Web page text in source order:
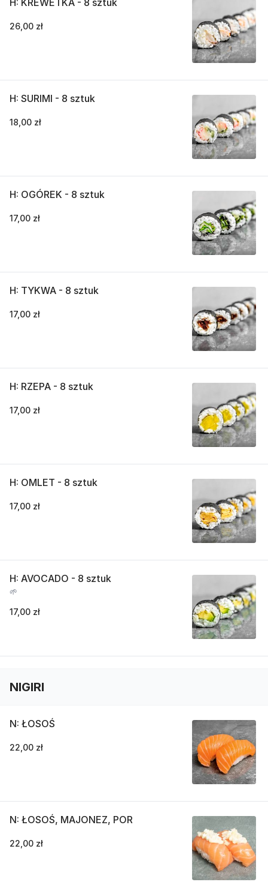
H: KREWETKA - 8 sztuk
26,00 zł
H: SURIMI - 8 sztuk
18,00 zł
H: OGÓREK - 8 sztuk
17,00 zł
H: TYKWA - 8 sztuk
17,00 zł
H: RZEPA - 8 sztuk
17,00 zł
H: OMLET - 8 sztuk
17,00 zł
H: AVOCADO - 8 sztuk
🌱
17,00 zł
NIGIRI
N: ŁOSOŚ
22,00 zł
N: ŁOSOŚ, MAJONEZ, POR
22,00 zł